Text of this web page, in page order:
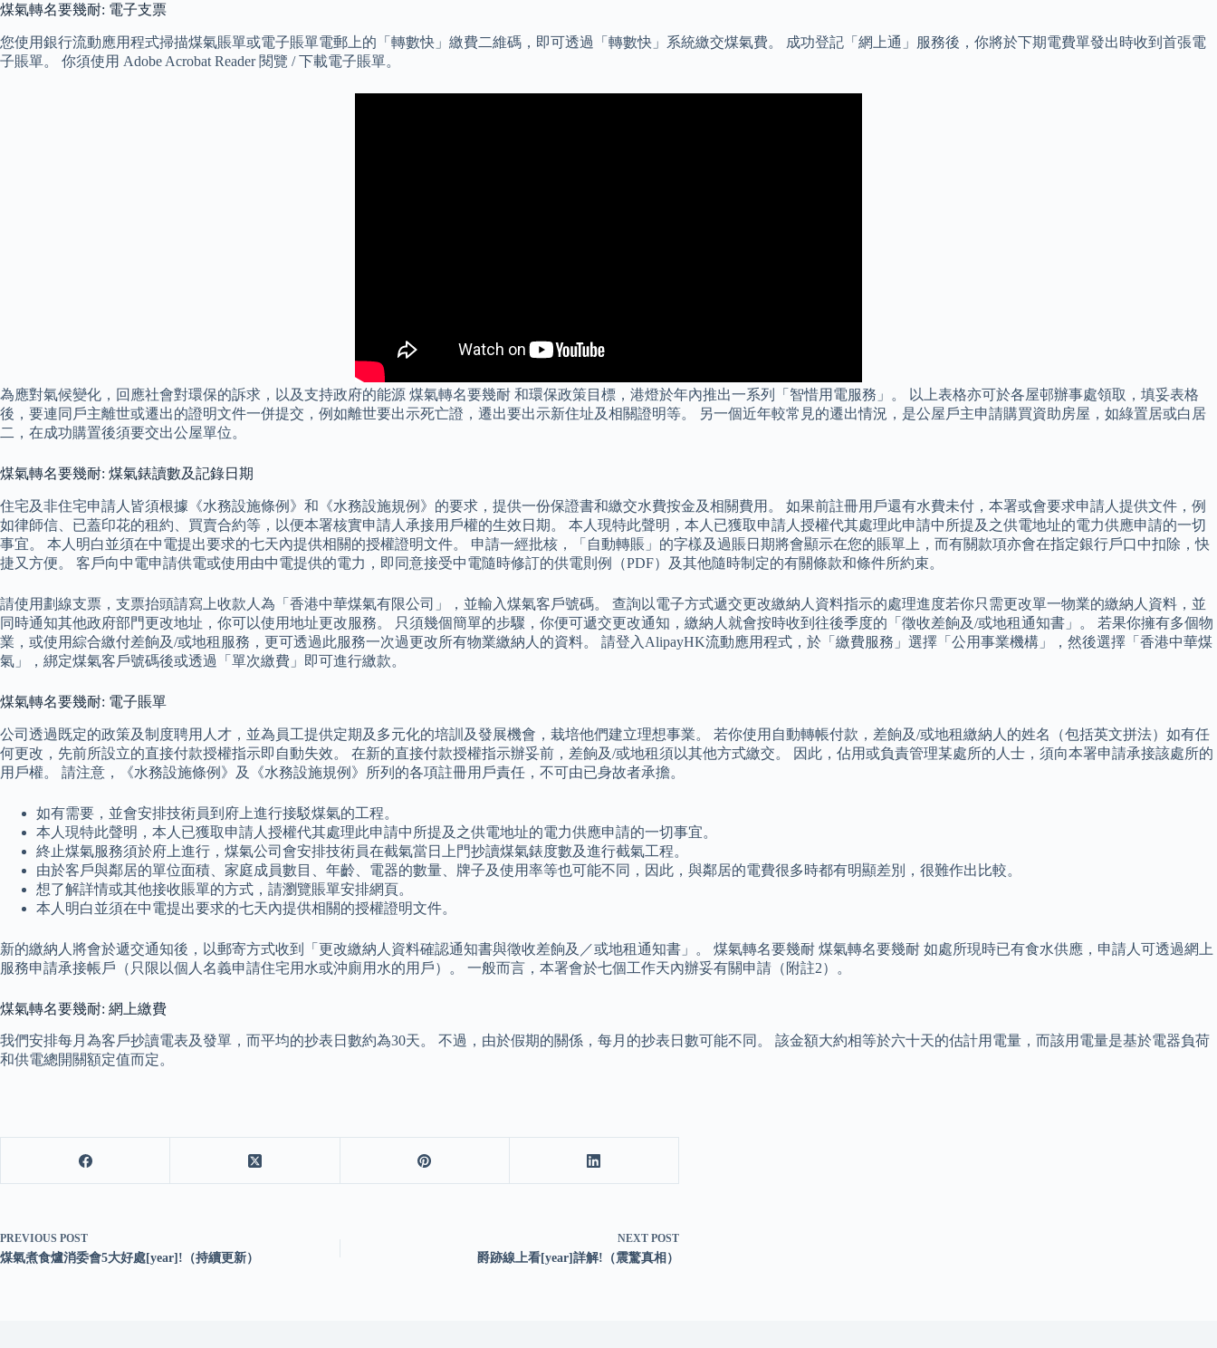
煤氣轉名要幾耐: 電子支票
您使用銀行流動應用程式掃描煤氣賬單或電子賬單電郵上的「轉數快」繳費二維碼，即可透過「轉數快」系統繳交煤氣費。 成功登記「網上通」服務後，你將於下期電費單發出時收到首張電
子賬單。 你須使用 Adobe Acrobat Reader 閱覽 / 下載電子賬單。
為應對氣候變化，回應社會對環保的訴求，以及支持政府的能源 煤氣轉名要幾耐 和環保政策目標，港燈於年內推出一系列「智惜用電服務」。 以上表格亦可於各屋邨辦事處領取，填妥表格
後，要連同戶主離世或遷出的證明文件一併提交，例如離世要出示死亡證，遷出要出示新住址及相關證明等。 另一個近年較常見的遷出情況，是公屋戶主申請購買資助房屋，如綠置居或白居
二，在成功購置後須要交出公屋單位。
煤氣轉名要幾耐: 煤氣錶讀數及記錄日期
住宅及非住宅申請人皆須根據《水務設施條例》和《水務設施規例》的要求，提供一份保證書和繳交水費按金及相關費用。 如果前註冊用戶還有水費未付，本署或會要求申請人提供文件，例
如律師信、已蓋印花的租約、買賣合約等，以便本署核實申請人承接用戶權的生效日期。 本人現特此聲明，本人已獲取申請人授權代其處理此申請中所提及之供電地址的電力供應申請的一切
事宜。 本人明白並須在中電提出要求的七天內提供相關的授權證明文件。 申請一經批核，「自動轉賬」的字樣及過賬日期將會顯示在您的賬單上，而有關款項亦會在指定銀行戶口中扣除，快
捷又方便。 客戶向中電申請供電或使用由中電提供的電力，即同意接受中電隨時修訂的供電則例（PDF）及其他隨時制定的有關條款和條件所約束。
請使用劃線支票，支票抬頭請寫上收款人為「香港中華煤氣有限公司」，並輸入煤氣客戶號碼。 查詢以電子方式遞交更改繳納人資料指示的處理進度若你只需更改單一物業的繳納人資料，並
同時通知其他政府部門更改地址，你可以使用地址更改服務。 只須幾個簡單的步驟，你便可遞交更改通知，繳納人就會按時收到往後季度的「徵收差餉及/或地租通知書」。 若果你擁有多個物
業，或使用綜合繳付差餉及/或地租服務，更可透過此服務一次過更改所有物業繳納人的資料。 請登入AlipayHK流動應用程式，於「繳費服務」選擇「公用事業機構」，然後選擇「香港中華煤
氣」，綁定煤氣客戶號碼後或透過「單次繳費」即可進行繳款。
煤氣轉名要幾耐: 電子賬單
公司透過既定的政策及制度聘用人才，並為員工提供定期及多元化的培訓及發展機會，栽培他們建立理想事業。 若你使用自動轉帳付款，差餉及/或地租繳納人的姓名（包括英文拼法）如有任
何更改，先前所設立的直接付款授權指示即自動失效。 在新的直接付款授權指示辦妥前，差餉及/或地租須以其他方式繳交。 因此，佔用或負責管理某處所的人士，須向本署申請承接該處所的
用戶權。 請注意，《水務設施條例》及《水務設施規例》所列的各項註冊用戶責任，不可由已身故者承擔。
如有需要，並會安排技術員到府上進行接駁煤氣的工程。
本人現特此聲明，本人已獲取申請人授權代其處理此申請中所提及之供電地址的電力供應申請的一切事宜。
終止煤氣服務須於府上進行，煤氣公司會安排技術員在截氣當日上門抄讀煤氣錶度數及進行截氣工程。
由於客戶與鄰居的單位面積、家庭成員數目、年齡、電器的數量、牌子及使用率等也可能不同，因此，與鄰居的電費很多時都有明顯差別，很難作出比較。
想了解詳情或其他接收賬單的方式，請瀏覽賬單安排網頁。
本人明白並須在中電提出要求的七天內提供相關的授權證明文件。
新的繳納人將會於遞交通知後，以郵寄方式收到「更改繳納人資料確認通知書與徵收差餉及／或地租通知書」。 煤氣轉名要幾耐 煤氣轉名要幾耐 如處所現時已有食水供應，申請人可透過網上
服務申請承接帳戶（只限以個人名義申請住宅用水或沖廁用水的用戶）。 一般而言，本署會於七個工作天內辦妥有關申請（附註2）。
煤氣轉名要幾耐: 網上繳費
我們安排每月為客戶抄讀電表及發單，而平均的抄表日數約為30天。 不過，由於假期的關係，每月的抄表日數可能不同。 該金額大約相等於六十天的估計用電量，而該用電量是基於電器負荷
和供電總開關額定值而定。
PREVIOUS POST
煤氣煮食爐消委會5大好處[year]!（持續更新）
NEXT POST
爵跡線上看[year]詳解!（震驚真相）